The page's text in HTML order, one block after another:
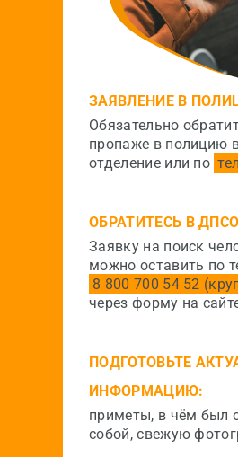
ЗАЯВЛЕНИЕ В
Обязательно
пропаже в полицию
отделение или по
ОБРАТИТЕСЬ В
Заявку на поиск
можно оставить по
8 800 700 54 52
через форму на
ПОДГОТОВЬТЕ
ИНФОРМАЦИЮ:
приметы, в чём был
собой, свежую